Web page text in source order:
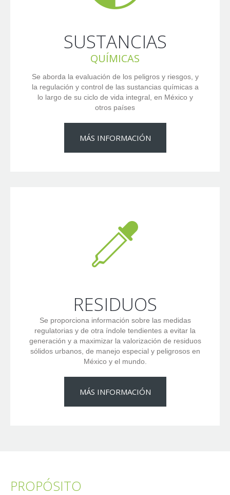
SUSTANCIAS
QUÍMICAS
Se aborda la evaluación de los peligros y riesgos, y
la regulación y control de las sustancias químicas a
lo largo de su ciclo de vida integral, en México y
otros países
MÁS INFORMACIÓN
RESIDUOS
Se proporciona información sobre las medidas
regulatorias y de otra índole tendientes a evitar la
generación y a maximizar la valorización de residuos
sólidos urbanos, de manejo especial y peligrosos en
México y el mundo.
MÁS INFORMACIÓN
PROPÓSITO